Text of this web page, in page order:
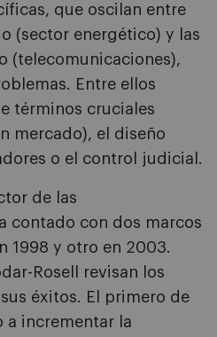
que oscilan entre
(sector energético) y las
(telecomunicaciones),
Entre ellos
términos cruciales
mercado), el diseño
o el control judicial.
de las
contado con dos marcos
1998 y otro en 2003.
Rosell revisan los
éxitos. El primero de
a incrementar la